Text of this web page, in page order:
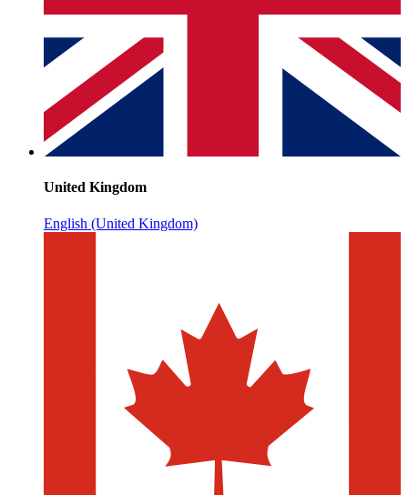
United Kingdom
English (United Kingdom)